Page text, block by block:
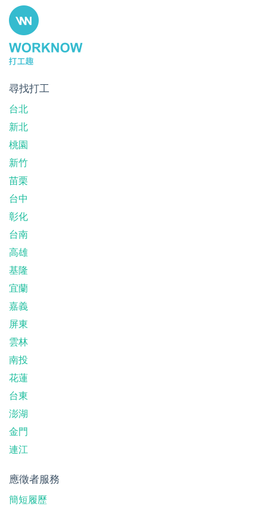
尋找打工
台北
新北
桃園
新竹
苗栗
台中
彰化
台南
高雄
基隆
宜蘭
嘉義
屏東
雲林
南投
花蓮
台東
澎湖
金門
連江
應徵者服務
簡短履歷